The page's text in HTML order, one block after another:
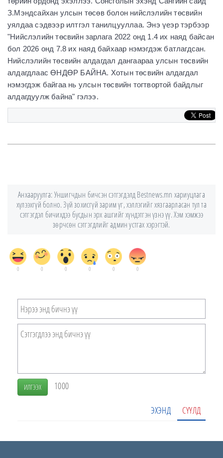
З.Мэндсайхан улсын төсөв болон нийслэлийн төсвийн
уялдаа сэдвээр илтгэл танилцууллаа. Энэ үеэр тэрбээр
"Нийслэлийн төсвийн зарлага 2022 онд 1.4 их наяд байсан
бол 2026 онд 7.8 их наяд байхаар нэмэгдэж батлагдсан.
Нийслэлийн төсвийн алдагдал дангаараа улсын төсвийн
алдагдлаас ӨНДӨР БАЙНА. Хотын төсвийн алдагдал
нэмэгдэж байгаа нь улсын төсвийн тогтвортой байдлыг
алдагдуулж байна" гэлээ.
Анхааруулга: Уншигчдын бичсэн сэтгэгдэлд Bestnews.mn хариуцлага
хүлээхгүй болно. Зүй зохисгүй зарим үг, хэллэгийг хязгаарласан тул та
сэтгэгдэл бичихдээ бусдын эрх ашгийг хүндэтгэн үзнэ үү. Хэм хэмжээ
зөрчсөн сэтгэгдлийг админ устгах хэрэгтэй.
0 0 0 0 0 0
ИЛГЭЭХ 1000
ЭХЭНД СҮҮЛД